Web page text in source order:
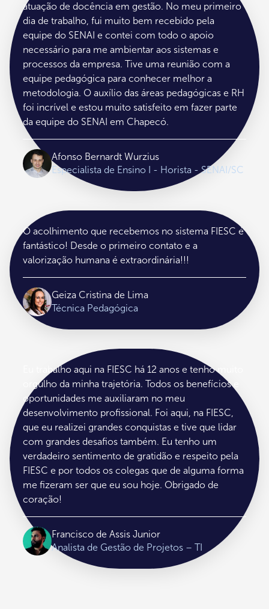
atuação de docência em gestão. No meu primeiro
dia de trabalho, fui muito bem recebido pela
equipe do SENAI e contei com todo o apoio
necessário para me ambientar aos sistemas e
processos da empresa. Tive uma reunião com a
equipe pedagógica para conhecer melhor a
metodologia. O auxílio das áreas pedagógicas e RH
foi incrível e estou muito satisfeito em fazer parte
da equipe do SENAI em Chapecó.
Afonso Bernardt Wurzius
Especialista de Ensino I - Horista - SENAI/SC
O acolhimento que recebemos no sistema FIESC é
fantástico! Desde o primeiro contato e a
valorização humana é extraordinária!!!
Geiza Cristina de Lima
Técnica Pedagógica
Eu trabalho aqui na FIESC há 12 anos e tenho muito
orgulho da minha trajetória. Todos os benefícios e
oportunidades me auxiliaram no meu
desenvolvimento profissional. Foi aqui, na FIESC,
que eu realizei grandes conquistas e tive que lidar
com grandes desafios também. Eu tenho um
verdadeiro sentimento de gratidão e respeito pela
FIESC e por todos os colegas que de alguma forma
me fizeram ser que eu sou hoje. Obrigado de
coração!
Francisco de Assis Junior
Analista de Gestão de Projetos – TI